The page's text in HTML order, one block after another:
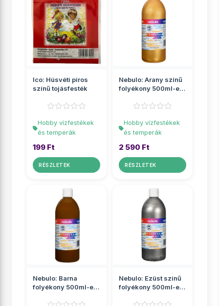
Ico: Húsvéti piros
színű tojásfesték
Hobby vízfestékek
és temperák
199 Ft
RÉSZLETEK
Nebulo: Arany színű
folyékony 500ml-es
Hobby vízfestékek
és temperák
2 590 Ft
RÉSZLETEK
Nebulo: Barna
folyékony 500ml-es
Nebulo: Ezüst színű
folyékony 500ml-es